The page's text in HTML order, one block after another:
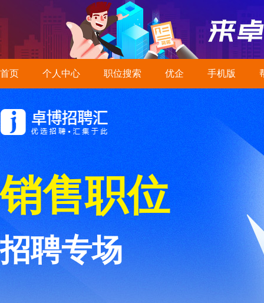
首页 个人中心 职位搜索 优企 手机版
销售职位
招聘专场